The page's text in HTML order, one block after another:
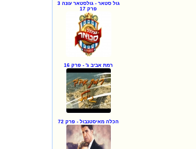
גול סטאר - גולסטאר עונה 3
פרק 17
רמת אביב ג' - פרק 16
הכלה מאיסטנבול - פרק 72